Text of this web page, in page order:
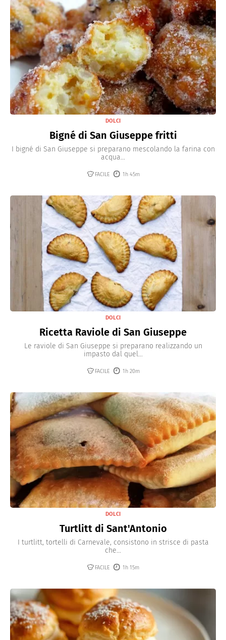
DOLCI
Bigné di San Giuseppe fritti
I bigné di San Giuseppe si preparano mescolando la farina con
acqua...
FACILE 1h 45m
DOLCI
Ricetta Raviole di San Giuseppe
Le raviole di San Giuseppe si preparano realizzando un
impasto dal quel...
FACILE 1h 20m
DOLCI
Turtlitt di Sant'Antonio
I turtlitt, tortelli di Carnevale, consistono in strisce di pasta
che...
FACILE 1h 15m